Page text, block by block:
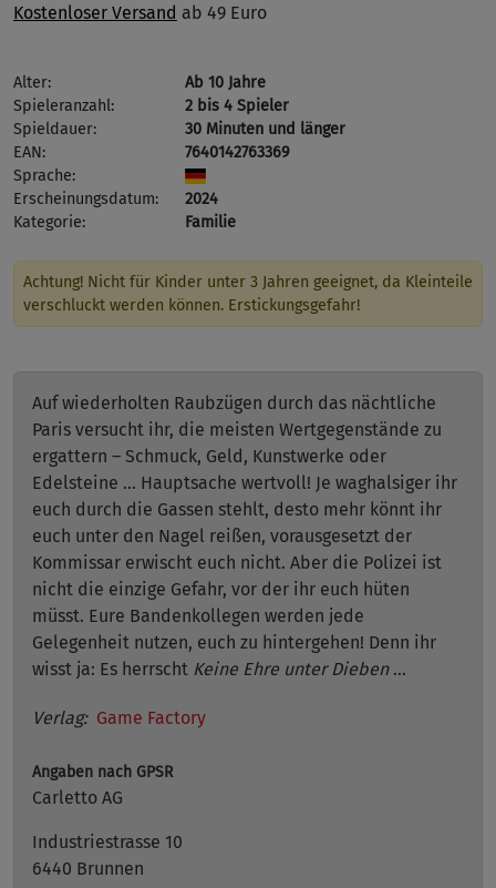
Kostenloser Versand ab 49 Euro
Alter:
Ab 10 Jahre
Spieleranzahl:
2 bis 4 Spieler
Spieldauer:
30 Minuten und länger
EAN:
7640142763369
Sprache:
Erscheinungsdatum:
2024
Kategorie:
Familie
Achtung! Nicht für Kinder unter 3 Jahren geeignet, da Kleinteile
verschluckt werden können. Erstickungsgefahr!
Auf wiederholten Raubzügen durch das nächtliche
Paris versucht ihr, die meisten Wertgegenstände zu
ergattern – Schmuck, Geld, Kunstwerke oder
Edelsteine … Hauptsache wertvoll! Je waghalsiger ihr
euch durch die Gassen stehlt, desto mehr könnt ihr
euch unter den Nagel reißen, vorausgesetzt der
Kommissar erwischt euch nicht. Aber die Polizei ist
nicht die einzige Gefahr, vor der ihr euch hüten
müsst. Eure Bandenkollegen werden jede
Gelegenheit nutzen, euch zu hintergehen! Denn ihr
wisst ja: Es herrscht Keine Ehre unter Dieben…
Verlag: Game Factory
Angaben nach GPSR
Carletto AG
Industriestrasse 10
6440 Brunnen